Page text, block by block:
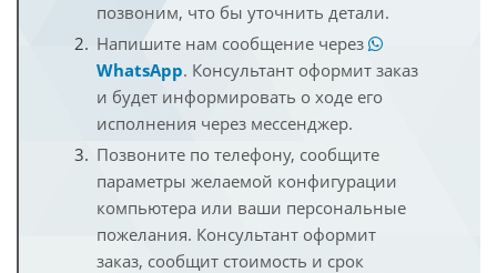
позвоним, что бы уточнить детали.
Напишите нам сообщение через
WhatsApp. Консультант оформит заказ
и будет информировать о ходе его
исполнения через мессенджер.
Позвоните по телефону, сообщите
параметры желаемой конфигурации
компьютера или ваши персональные
пожелания. Консультант оформит
заказ, сообщит стоимость и срок